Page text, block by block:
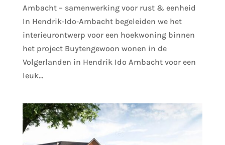
Ambacht – samenwerking voor rust & eenheid
In Hendrik‑Ido‑Ambacht begeleiden we het
interieurontwerp voor een hoekwoning binnen
het project Buytengewoon wonen in de
Volgerlanden in Hendrik Ido Ambacht voor een
leuk...